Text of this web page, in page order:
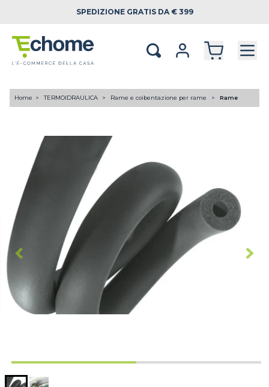
SPEDIZIONE GRATIS DA € 399
Home TERMOIDRAULICA Rame e coibentazione per rame Rame